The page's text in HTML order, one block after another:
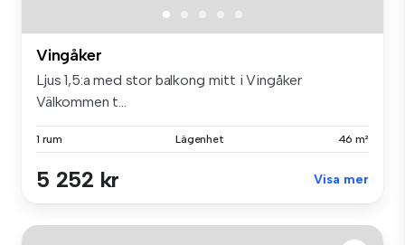
Vingåker
Ljus 1,5:a med stor balkong mitt i Vingåker
Välkommen t...
1 rum Lägenhet 46 m²
5 252 kr Visa mer